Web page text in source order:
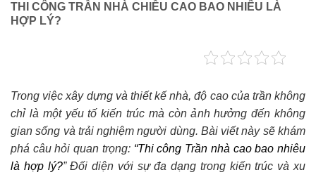
THI CÔNG TRẦN NHÀ CHIỀU CAO BAO NHIÊU LÀ
HỢP LÝ?
Trong việc xây dựng và thiết kế nhà, độ cao của trần không
chỉ là một yếu tố kiến trúc mà còn ảnh hưởng đến không
gian sống và trải nghiệm người dùng. Bài viết này sẽ khám
phá câu hỏi quan trọng: “Thi công Trần nhà cao bao nhiêu
là hợp lý?” Đối diện với sự đa dạng trong kiến trúc và xu